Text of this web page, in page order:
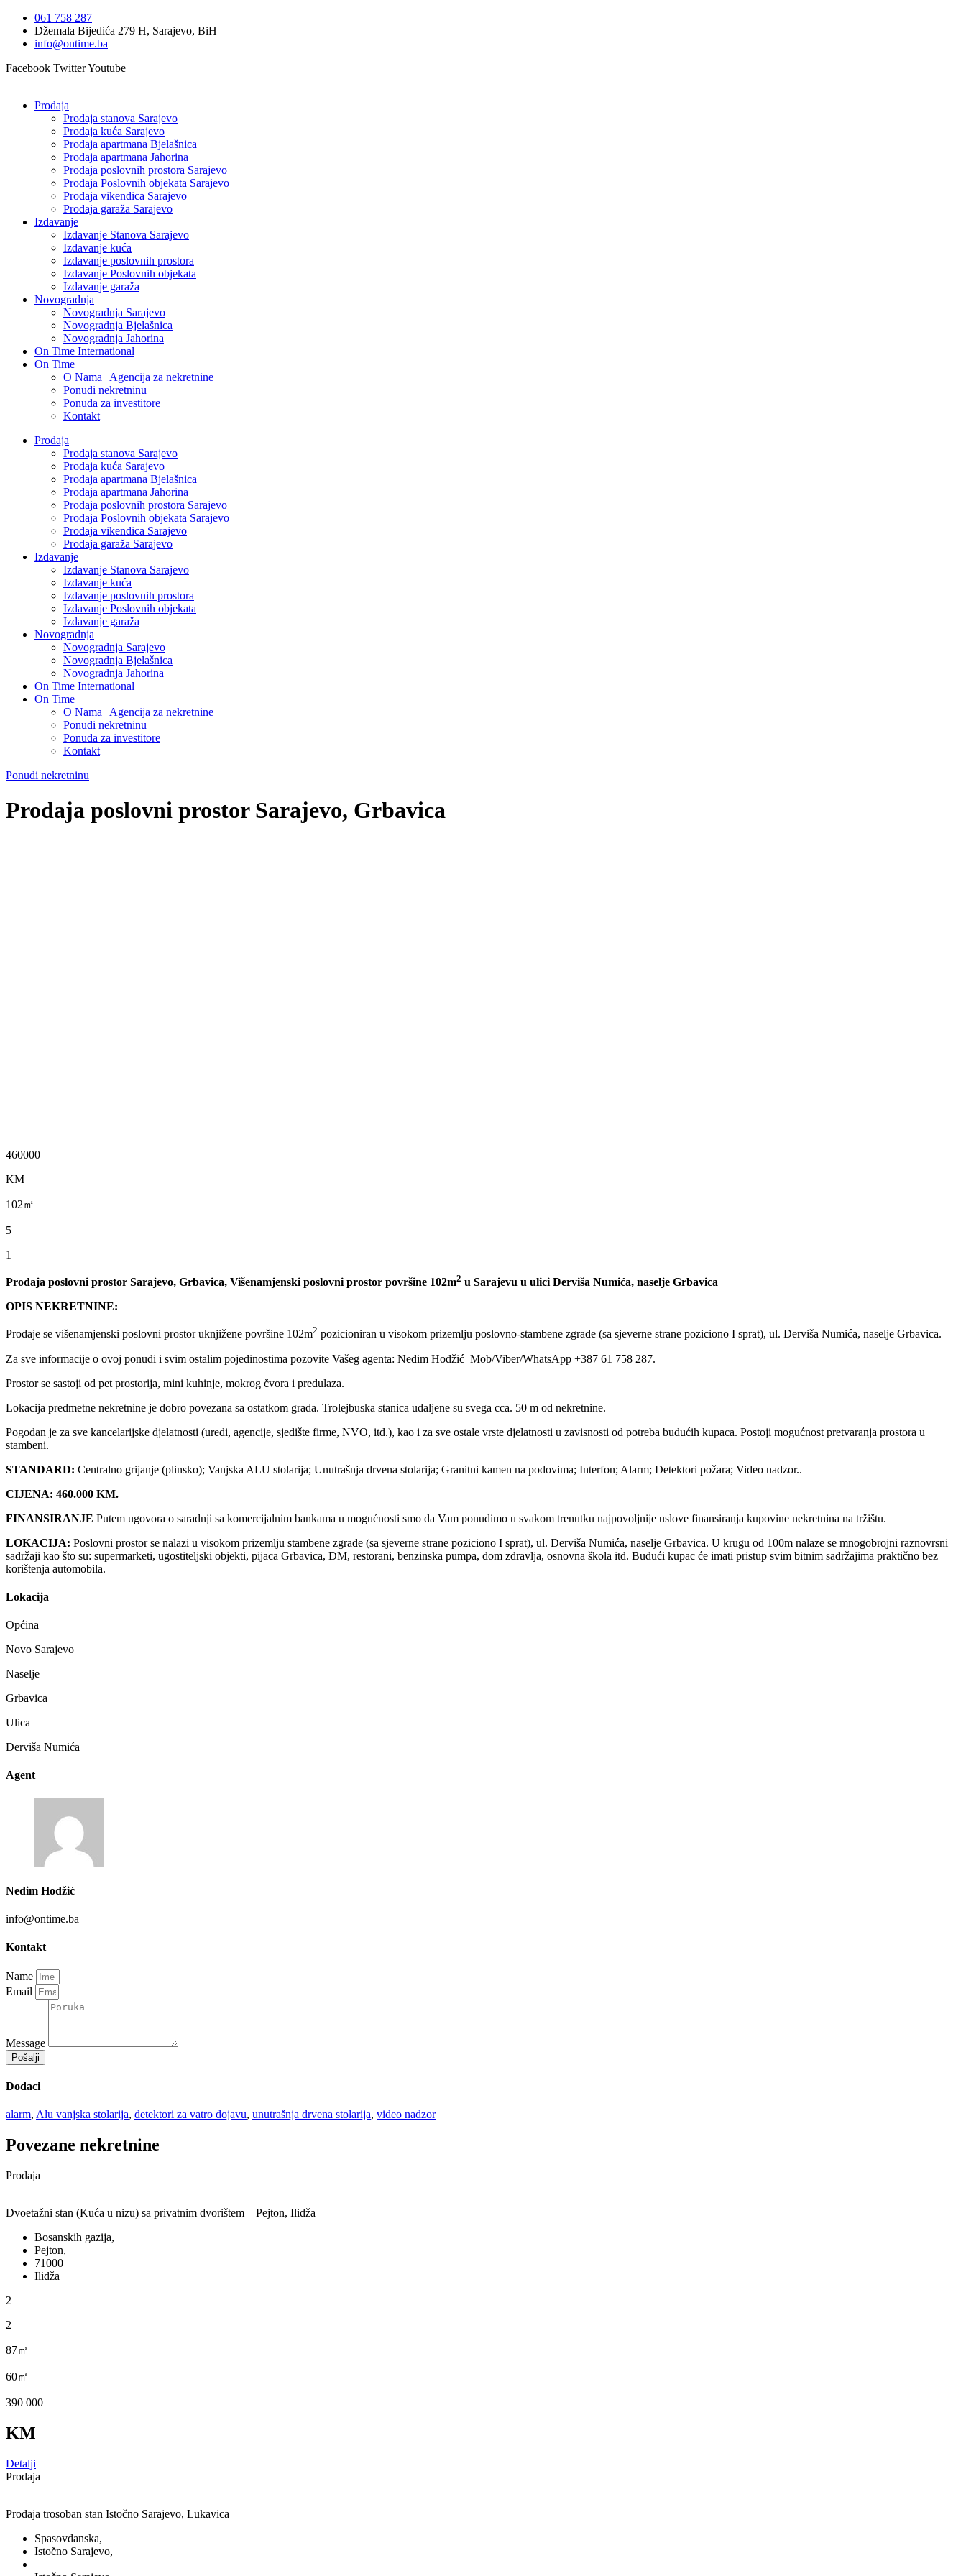
sadržaj
061 758 287
Džemala Bijedića 279 H, Sarajevo, BiH
info@ontime.ba
Facebook TwitterYoutube
Prodaja
Prodaja stanova Sarajevo
Prodaja kuća Sarajevo
Prodaja apartmana Bjelašnica
Prodaja apartmana Jahorina
Prodaja poslovnih prostora Sarajevo
Prodaja Poslovnih objekata Sarajevo
Prodaja vikendica Sarajevo
Prodaja garaža Sarajevo
Izdavanje
Izdavanje Stanova Sarajevo
Izdavanje kuća
Izdavanje poslovnih prostora
Izdavanje Poslovnih objekata
Izdavanje garaža
Novogradnja
Novogradnja Sarajevo
Novogradnja Bjelašnica
Novogradnja Jahorina
On Time International
On Time
O Nama | Agencija za nekretnine
Ponudi nekretninu
Ponuda za investitore
Kontakt
Prodaja
Prodaja stanova Sarajevo
Prodaja kuća Sarajevo
Prodaja apartmana Bjelašnica
Prodaja apartmana Jahorina
Prodaja poslovnih prostora Sarajevo
Prodaja Poslovnih objekata Sarajevo
Prodaja vikendica Sarajevo
Prodaja garaža Sarajevo
Izdavanje
Izdavanje Stanova Sarajevo
Izdavanje kuća
Izdavanje poslovnih prostora
Izdavanje Poslovnih objekata
Izdavanje garaža
Novogradnja
Novogradnja Sarajevo
Novogradnja Bjelašnica
Novogradnja Jahorina
On Time International
On Time
O Nama | Agencija za nekretnine
Ponudi nekretninu
Ponuda za investitore
Kontakt
Ponudi nekretninu
Prodaja poslovni prostor Sarajevo, Grbavica
460000
KM
102㎡
5
1
Prodaja poslovni prostor Sarajevo, Grbavica, Višenamjenski poslovni prostor površine 102m2 u Sarajevu u ulici Derviša Numića, naselje Grbavica
OPIS NEKRETNINE:
Prodaje se višenamjenski poslovni prostor uknjižene površine 102m2 pozicioniran u visokom prizemlju poslovno-stambene zgrade (sa sjeverne strane poziciono I sprat), ul. Derviša Numića, naselje Grbavica.
Za sve informacije o ovoj ponudi i svim ostalim pojedinostima pozovite Vašeg agenta: Nedim Hodžić Mob/Viber/WhatsApp +387 61 758 287.
Prostor se sastoji od pet prostorija, mini kuhinje, mokrog čvora i predulaza.
Lokacija predmetne nekretnine je dobro povezana sa ostatkom grada. Trolejbuska stanica udaljene su svega cca. 50 m od nekretnine.
Pogodan je za sve kancelarijske djelatnosti (uredi, agencije, sjedište firme, NVO, itd.), kao i za sve ostale vrste djelatnosti u zavisnosti od potreba budućih kupaca. Postoji mogućnost pretvaranja prostora u
stambeni.
STANDARD: Centralno grijanje (plinsko); Vanjska ALU stolarija; Unutrašnja drvena stolarija; Granitni kamen na podovima; Interfon; Alarm; Detektori požara; Video nadzor..
CIJENA: 460.000 KM.
FINANSIRANJE Putem ugovora o saradnji sa komercijalnim bankama u mogućnosti smo da Vam ponudimo u svakom trenutku najpovoljnije uslove finansiranja kupovine nekretnina na tržištu.
LOKACIJA: Poslovni prostor se nalazi u visokom prizemlju stambene zgrade (sa sjeverne strane poziciono I sprat), ul. Derviša Numića, naselje Grbavica. U krugu od 100m nalaze se mnogobrojni raznovrsni
sadržaji kao što su: supermarketi, ugostiteljski objekti, pijaca Grbavica, DM, restorani, benzinska pumpa, dom zdravlja, osnovna škola itd. Budući kupac će imati pristup svim bitnim sadržajima praktično bez
korištenja automobila.
Lokacija
Općina
Novo Sarajevo
Naselje
Grbavica
Ulica
Derviša Numića
Agent
Nedim Hodžić
info@ontime.ba
Kontakt
Name
Email
Message
Pošalji
Dodaci
alarm, Alu vanjska stolarija, detektori za vatro dojavu, unutrašnja drvena stolarija, video nadzor
Povezane nekretnine
Prodaja
Dvoetažni stan (Kuća u nizu) sa privatnim dvorištem – Pejton, Ilidža
Bosanskih gazija,
Pejton,
71000
Ilidža
2
2
87㎡
60㎡
390 000
KM
Detalji
Prodaja
Prodaja trosoban stan Istočno Sarajevo, Lukavica
Spasovdanska,
Istočno Sarajevo,